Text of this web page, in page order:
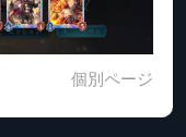
個別ページ